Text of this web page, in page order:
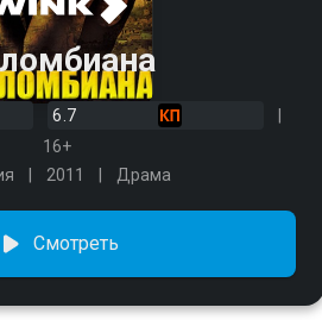
6.7
16+
2011 Драма
Смотреть